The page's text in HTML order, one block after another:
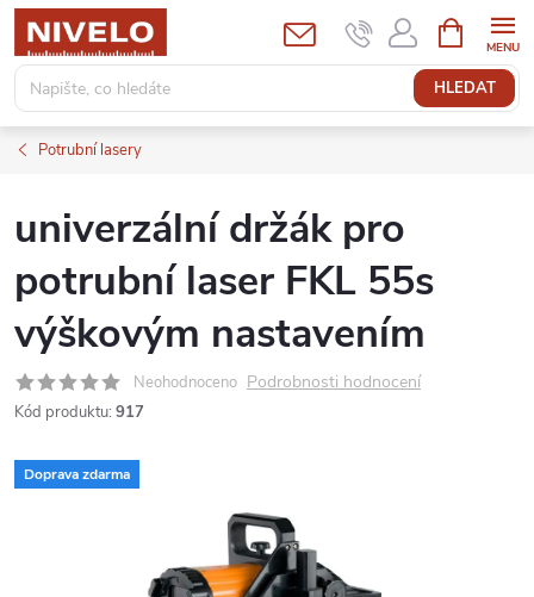
Přejít
obsah
HLEDAT
NÁKUPNÍ
KOŠÍK
Potrubní lasery
univerzální držák pro
potrubní laser FKL 55s
výškovým nastavením
Neohodnoceno Podrobnosti hodnocení
Kód produktu: 917
Doprava zdarma